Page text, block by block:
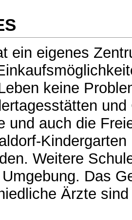
ein eigenes
keine
und auch die
Weitere
Das
Ärzte